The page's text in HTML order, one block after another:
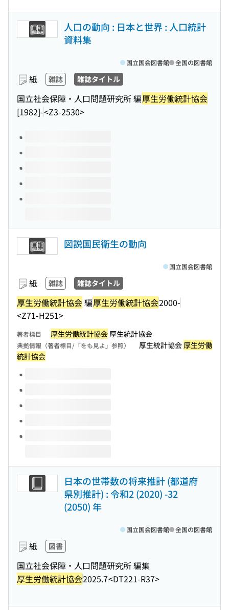
人口の動向 : 日本と世界 : 人口統計
資料集
紙 雑誌 雑誌タイトル
国立社会保障・人口問題研究所 編厚生労働統計協会
[1982]-<Z3-2530>
国立国会図書館 全国の図書館
このタイトルの巻号
図説国民衛生の動向
紙 雑誌 雑誌タイトル
厚生労働統計協会編厚生労働統計協会2000-
<Z71-H251>
国立国会図書館
著者標目 厚生労働統計協会厚生統計協会
典拠情報（著者標目/「をも見よ」参照） 厚生統計協会厚生労働
統計協会
このタイトルの巻号
日本の世帯数の将来推計 (都道府
県別推計) : 令和2 (2020) -32
(2050) 年
紙 図書
国立社会保障・人口問題研究所 編集
厚生労働統計協会2025.7<DT221-R37>
国立国会図書館 全国の図書館